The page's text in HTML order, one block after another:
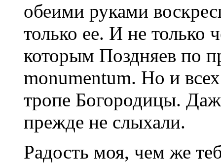
обеими руками
только ее. И не только
которым Поздняев по
monumentum. Но и
тропе Богородицы.
прежде не слыхали.
Радость моя, чем же